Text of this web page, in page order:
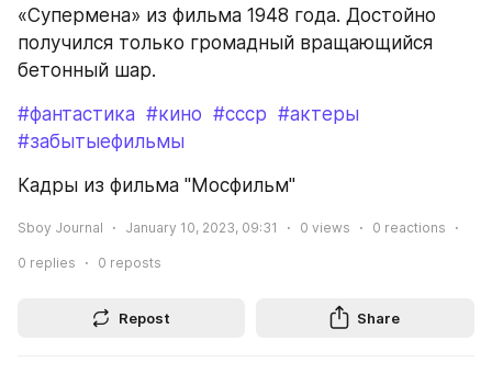
«Супермена» из фильма 1948 года. Достойно
получился только громадный вращающийся
бетонный шар.
#фантастика #кино #ссср #актеры
#забытыефильмы
Кадры из фильма "Мосфильм"
Sboy Journal January 10, 2023, 09:31 0 views 0 reactions
0 replies 0 reposts
Repost Share